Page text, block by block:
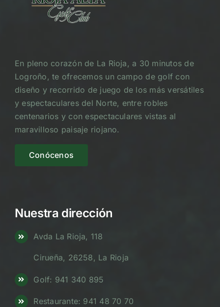
En pleno corazón de La Rioja, a 30 minutos de
Logroño, te ofrecemos un campo de golf con
diseño y recorrido de juego de los más versátiles
y espectaculares del Norte, entre robles
centenarios y con espectaculares vistas al
maravilloso paisaje riojano.
Conócenos
Nuestra dirección
Avda La Rioja, 118
Cirueña, 26258, La Rioja
Golf: 941 340 895
Restaurante: 941 48 70 70